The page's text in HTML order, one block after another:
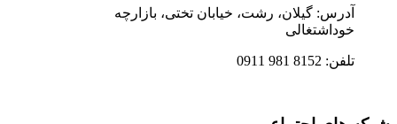
آدرس: گیلان، رشت، خیابان تختی، بازارچه
خوداشتغالی
تلفن: 8152 981 0911